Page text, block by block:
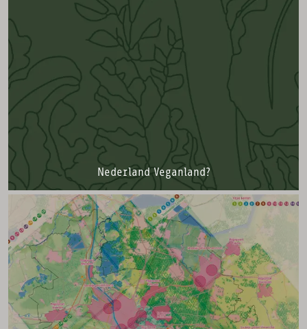
Nederland Veganland?